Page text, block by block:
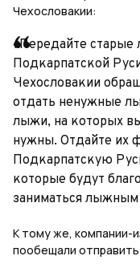
Чехословакии:
«Передайте
Подкарпатской
Чехословакии
отдать ненужные
лыжи, на которых
нужны. Отдайте их
Подкарпатскую
которые будут
заниматься лыжным
К тому же, компании-
пообещали